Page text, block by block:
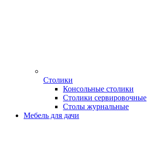
Столики
Консольные столики
Столики сервировочные
Столы журнальные
Мебель для дачи